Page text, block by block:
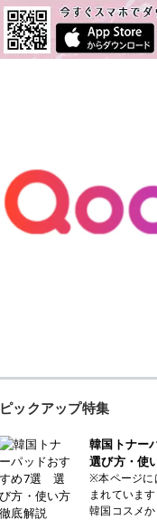
ピックアップ特集
韓国トナー
選び方・使
※本ページに
まれています トナーパッドとは？
韓国コスメ